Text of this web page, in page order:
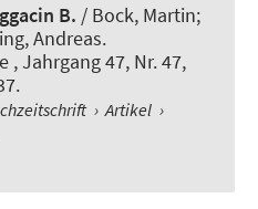
B. / Bock, Martin;
Andreas.
, Jahrgang 47, Nr. 47,
› Artikel ›